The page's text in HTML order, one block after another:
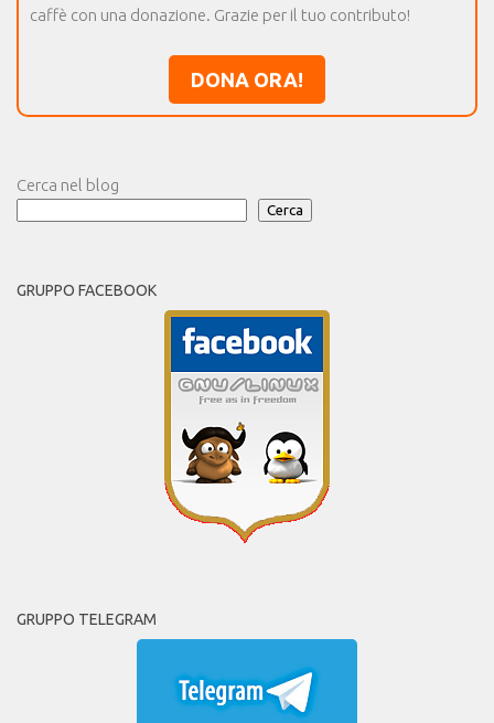
caffè con una donazione. Grazie per il tuo contributo!
DONA ORA!
Cerca nel blog
Cerca
GRUPPO FACEBOOK
GRUPPO TELEGRAM